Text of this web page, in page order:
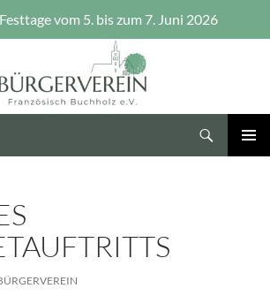
vom 5. bis zum 7. Juni 2026